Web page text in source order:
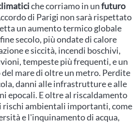
che corriamo in unfuturo
di Parigi non sarà rispettato
un aumento termico globale
secolo, più ondate di calore
e siccità, incendi boschivi,
tempeste più frequenti, e un
mare di oltre un metro. Perdite
danni alle infrastrutture e alle
epocali. E oltre al riscaldamento
rischi ambientali importanti, come
e l'inquinamento di acqua,